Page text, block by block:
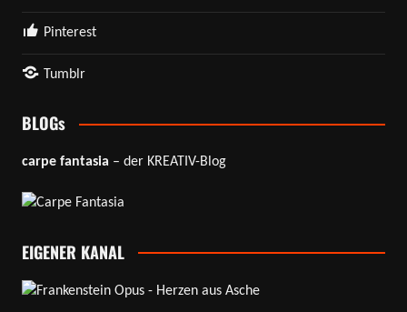
Pinterest
Tumblr
BLOGs
carpe fantasia – der KREATIV-Blog
EIGENER KANAL